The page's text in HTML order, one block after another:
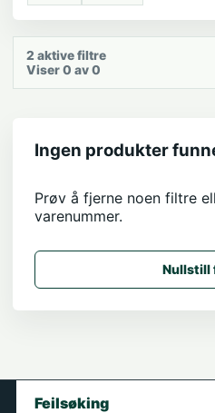
2 aktive filtre
Viser 0 av 0
Ingen produkter
Prøv å fjerne noen filtre
varenummer.
Nullstill
Feilsøking